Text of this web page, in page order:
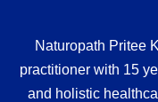
Naturopath Pritee
practitioner with 15
and holistic